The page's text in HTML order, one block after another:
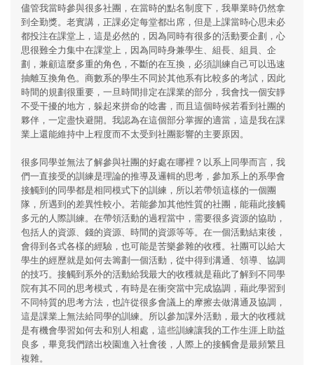
儘管我當時參與很多社團，在當時的點名制度下，我畢業時仍然拿
到全勤獎。老實講，正課必定每堂都出席，但是上課當時心思未必
都投注在課堂上，這是必然的，因為同時有很多的活動要企劃，心
思很難全力集中在課堂上，因為同時身兼學生、組長、組員、企
劃，兼顧這麼多重的角色，不斷的在互換，必須訓練自己可以迅速
抽離互換角色。商數系的學生不同於其他系有比較多的考試，因此
時間的規劃很重要，一旦時間排定在課業的部分，我會找一個安靜
不受干擾的地方，躲起來拼命的唸書，而且這個時候若看到社團的
夥伴，一定盡快避開。我認為在這個部分掌握的適當，這是我在課
業上還能維持中上程度而不太受到社團影響的主要原因。
很多同學並無法了解參與社團的好處在哪裡？以系上同學而言，我
們一直接受的訓練是理論的推導及邏輯的思考，參加系上的系學會
接觸到的同學都是相同模式下的訓練，所以若帶領這樣的一個團
隊，所遇到的差異性較小。若能參加其他性質的社團，能藉此接觸
多元的人際訓練。在帶領活動的過程當中，需要很多資源的協助，
包括人的資源、錢的資源、時間的資源等等。在一個活動結束後，
會得到各式各樣的經驗，也可能是苦樂參雜的收穫。社團可以給大
學生的經歷就是如何去籌劃一個活動，從中得到溝通、領導、協調
的技巧。接觸到系外的活動給我最大的收穫就是藉此了解到不同學
院有其不同的思考模式，有時是在衝突當中完成協調，藉此學習到
不同特質的思考方法，也許從很多會議上的摩擦去做溝通及協調，
這是課業上無法給同學的訓練。所以參加課外活動，最大的收穫就
是有機會學習如何去和別人相處，這些訓練讓我的工作生涯上助益
良多，畢竟我們踏出校園進入社會後，人際上的接觸會是最頻繁且
複雜。